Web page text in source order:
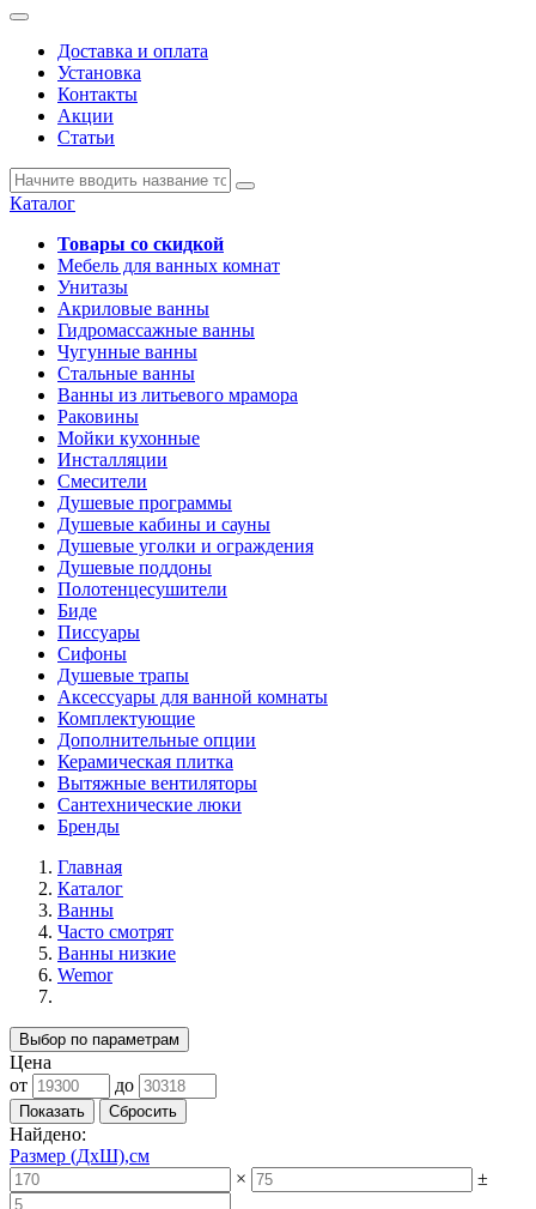
Доставка и оплата
Установка
Контакты
Акции
Статьи
Каталог
Товары со скидкой
Мебель для ванных комнат
Унитазы
Акриловые ванны
Гидромассажные ванны
Чугунные ванны
Стальные ванны
Ванны из литьевого мрамора
Раковины
Мойки кухонные
Инсталляции
Смесители
Душевые программы
Душевые кабины и сауны
Душевые уголки и ограждения
Душевые поддоны
Полотенцесушители
Биде
Писсуары
Сифоны
Душевые трапы
Аксессуары для ванной комнаты
Комплектующие
Дополнительные опции
Керамическая плитка
Вытяжные вентиляторы
Сантехнические люки
Бренды
Главная
Каталог
Ванны
Часто смотрят
Ванны низкие
Wemor
Выбор по параметрам
Цена
от
до
Найдено:
Размер (ДхШ),см
×
±